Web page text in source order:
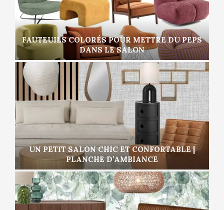
FAUTEUILS COLORÉS POUR METTRE DU PEPS
DANS LE SALON
UN PETIT SALON CHIC ET CONFORTABLE |
PLANCHE D’AMBIANCE